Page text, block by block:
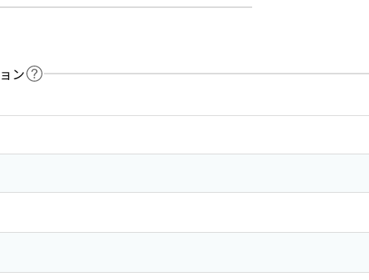
ン ヘルプページへのリンク
で目次内を検索